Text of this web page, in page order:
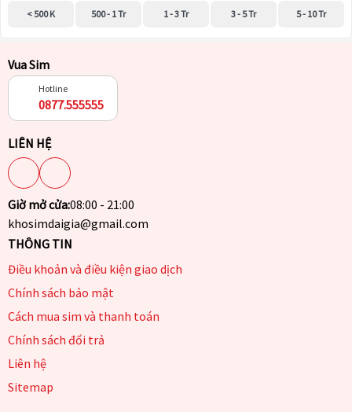
< 500 K 500 - 1 Tr 1 - 3 Tr 3 - 5 Tr 5 - 10 Tr
Vua Sim
Hotline
0877.555555
LIÊN HỆ
Giờ mở cửa:08:00 - 21:00
khosimdaigia@gmail.com
THÔNG TIN
Điều khoản và điều kiện giao dịch
Chính sách bảo mật
Cách mua sim và thanh toán
Chính sách đổi trả
Liên hệ
Sitemap